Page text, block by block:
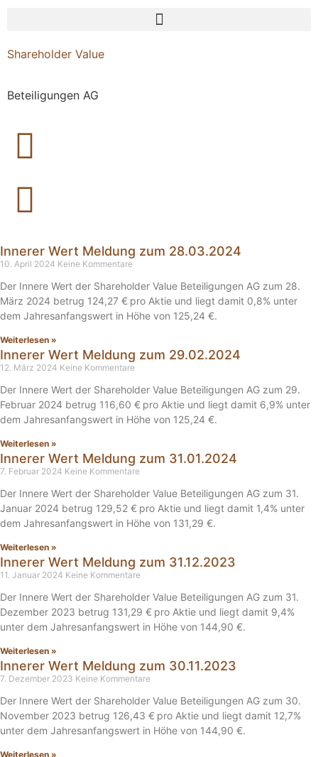
Shareholder Value
Beteiligungen AG
Innerer Wert Meldung zum 28.03.2024
10. April 2024 Keine Kommentare
Der Innere Wert der Shareholder Value Beteiligungen AG zum 28.
März 2024 betrug 124,27 € pro Aktie und liegt damit 0,8% unter
dem Jahresanfangswert in Höhe von 125,24 €.
Weiterlesen »
Innerer Wert Meldung zum 29.02.2024
12. März 2024 Keine Kommentare
Der Innere Wert der Shareholder Value Beteiligungen AG zum 29.
Februar 2024 betrug 116,60 € pro Aktie und liegt damit 6,9% unter
dem Jahresanfangswert in Höhe von 125,24 €.
Weiterlesen »
Innerer Wert Meldung zum 31.01.2024
7. Februar 2024 Keine Kommentare
Der Innere Wert der Shareholder Value Beteiligungen AG zum 31.
Januar 2024 betrug 129,52 € pro Aktie und liegt damit 1,4% unter
dem Jahresanfangswert in Höhe von 131,29 €.
Weiterlesen »
Innerer Wert Meldung zum 31.12.2023
11. Januar 2024 Keine Kommentare
Der Innere Wert der Shareholder Value Beteiligungen AG zum 31.
Dezember 2023 betrug 131,29 € pro Aktie und liegt damit 9,4%
unter dem Jahresanfangswert in Höhe von 144,90 €.
Weiterlesen »
Innerer Wert Meldung zum 30.11.2023
7. Dezember 2023 Keine Kommentare
Der Innere Wert der Shareholder Value Beteiligungen AG zum 30.
November 2023 betrug 126,43 € pro Aktie und liegt damit 12,7%
unter dem Jahresanfangswert in Höhe von 144,90 €.
Weiterlesen »